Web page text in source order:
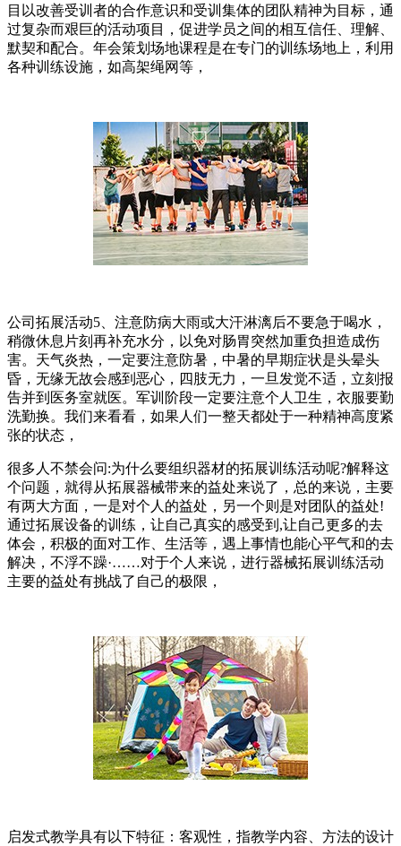
目以改善受训者的合作意识和受训集体的团队精神为目标，通
过复杂而艰巨的活动项目，促进学员之间的相互信任、理解、
默契和配合。年会策划场地课程是在专门的训练场地上，利用
各种训练设施，如高架绳网等，
公司拓展活动5、注意防病大雨或大汗淋漓后不要急于喝水，
稍微休息片刻再补充水分，以免对肠胃突然加重负担造成伤
害。天气炎热，一定要注意防暑，中暑的早期症状是头晕头
昏，无缘无故会感到恶心，四肢无力，一旦发觉不适，立刻报
告并到医务室就医。军训阶段一定要注意个人卫生，衣服要勤
洗勤换。我们来看看，如果人们一整天都处于一种精神高度紧
张的状态，
很多人不禁会问:为什么要组织器材的拓展训练活动呢?解释这
个问题，就得从拓展器械带来的益处来说了，总的来说，主要
有两大方面，一是对个人的益处，另一个则是对团队的益处!
通过拓展设备的训练，让自己真实的感受到,让自己更多的去
体会，积极的面对工作、生活等，遇上事情也能心平气和的去
解决，不浮不躁·……对于个人来说，进行器械拓展训练活动
主要的益处有挑战了自己的极限，
启发式教学具有以下特征：客观性，指教学内容、方法的设计